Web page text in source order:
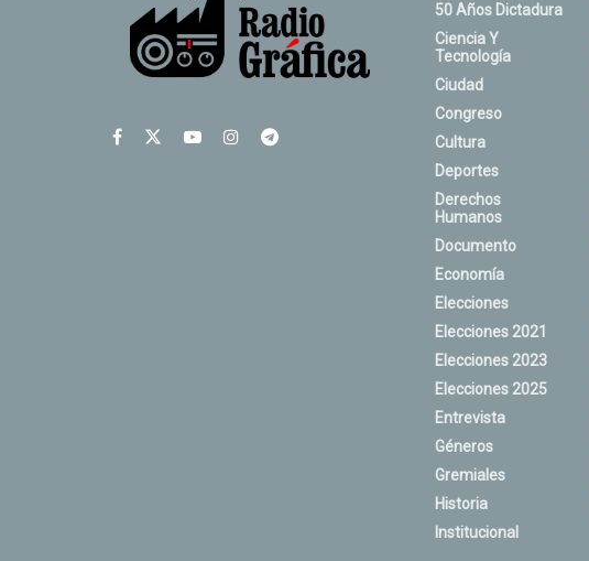
50 Años Dictadura
Ciencia Y
Tecnología
Ciudad
Congreso
Cultura
Deportes
Derechos
Humanos
Documento
Economía
Elecciones
Elecciones 2021
Elecciones 2023
Elecciones 2025
Entrevista
Géneros
Gremiales
Historia
Institucional